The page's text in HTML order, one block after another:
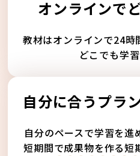
オンラインで
教材はオンラインで24時
どこでも学
自分に合うプラ
自分のペースで学習を進
短期間で成果物を作る短